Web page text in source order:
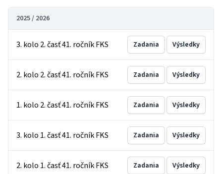
2025 / 2026
3. kolo 2. časť 41. ročník FKS Zadania Výsledky
2. kolo 2. časť 41. ročník FKS Zadania Výsledky
1. kolo 2. časť 41. ročník FKS Zadania Výsledky
3. kolo 1. časť 41. ročník FKS Zadania Výsledky
2. kolo 1. časť 41. ročník FKS Zadania Výsledky